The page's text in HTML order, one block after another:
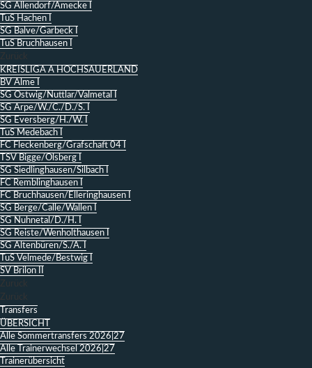
SG Allendorf/Amecke I
TuS Hachen I
SG Balve/Garbeck I
TuS Bruchhausen I
Zurück
KREISLIGA A HOCHSAUERLAND
BV Alme I
SG Ostwig/Nuttlar/Valmetal I
SG Arpe/W./C./D./S. I
SG Eversberg/H./W. I
TuS Medebach I
FC Fleckenberg/Grafschaft 04 I
TSV Bigge/Olsberg I
SG Siedlinghausen/Silbach I
FC Remblinghausen I
FC Bruchhausen/Elleringhausen I
SG Berge/Calle/Wallen I
SG Nuhnetal/D./H. I
SG Reiste/Wenholthausen I
SG Altenbüren/S./A. I
TuS Velmede/Bestwig I
SV Brilon II
Zurück
Zurück
Transfers
ÜBERSICHT
Alle Sommertransfers 2026|27
Alle Trainerwechsel 2026|27
Trainerübersicht